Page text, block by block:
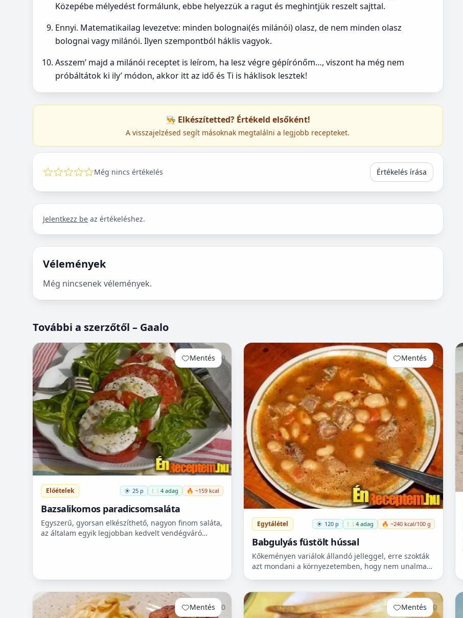
Közepébe mélyedést formálunk, ebbe helyezzük a ragut és meghintjük reszelt sajttal.
Ennyi. Matematikailag levezetve: minden bolognai(és milánói) olasz, de nem minden olasz
bolognai vagy milánói. Ilyen szempontból háklis vagyok.
Asszem’ majd a milánói receptet is leírom, ha lesz végre gépírónőm…, viszont ha még nem
próbáltátok ki ily’ módon, akkor itt az idő és Ti is háklisok lesztek!
👨‍🍳 Elkészítetted? Értékeld elsőként!
A visszajelzésed segít másoknak megtalálni a legjobb recepteket.
Még nincs értékelés Értékelés írása
Jelentkezz be az értékeléshez.
Vélemények
Még nincsenek vélemények.
További a szerzőtől – Gaalo
Mentés 0
Előételek 25 p 🍽️ 4 adag 🔥 ~159 kcal
Bazsalikomos paradicsomsaláta
Egyszerű, gyorsan elkészíthető, nagyon finom saláta,
az általam egyik legjobban kedvelt vendégváró
Mentés 0
Egytálétel 120 p 🍽️ 4 adag 🔥 ~240 kcal/100 g
Babgulyás füstölt hússal
Kőkeményen variálok állandó jelleggel, erre szokták
azt mondani a környezetemben, hogy nem unalmas
Mentés 0 Mentés 0